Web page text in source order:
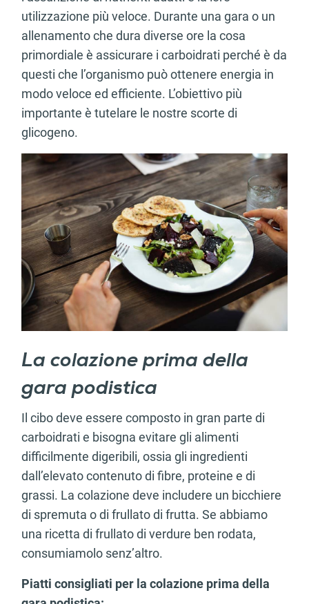
utilizzazione più veloce. Durante una gara o un
allenamento che dura diverse ore la cosa
primordiale è assicurare i carboidrati perché è da
questi che l’organismo può ottenere energia in
modo veloce ed efficiente. L’obiettivo più
importante è tutelare le nostre scorte di
glicogeno.
La colazione prima della
gara podistica
Il cibo deve essere composto in gran parte di
carboidrati e bisogna evitare gli alimenti
difficilmente digeribili, ossia gli ingredienti
dall’elevato contenuto di fibre, proteine e di
grassi. La colazione deve includere un bicchiere
di spremuta o di frullato di frutta. Se abbiamo
una ricetta di frullato di verdure ben rodata,
consumiamolo senz’altro.
Piatti consigliati per la colazione prima della